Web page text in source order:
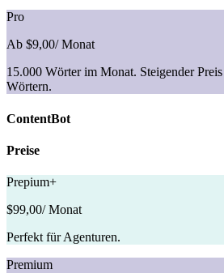
Pro
Ab $9,00/ Monat
15.000 Wörter im Monat. Steigender
Wörtern.
ContentBot
Preise
Prepium+
$99,00/ Monat
Perfekt für Agenturen.
Premium